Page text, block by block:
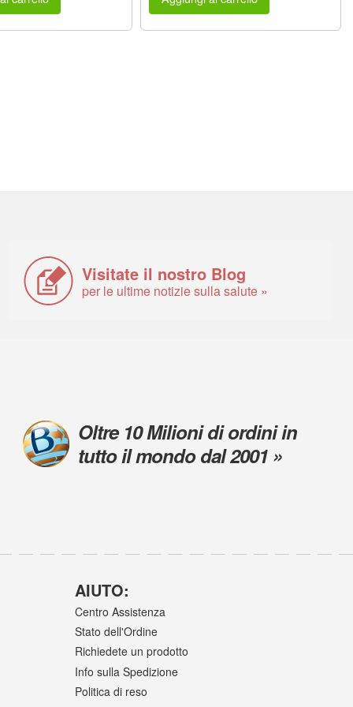
Visitate il nostro Blog
per le ultime notizie sulla salute »
Oltre 10 Milioni di ordini in
tutto il mondo dal 2001 »
AIUTO:
Centro Assistenza
Stato dell'Ordine
Richiedete un prodotto
Info sulla Spedizione
Politica di reso